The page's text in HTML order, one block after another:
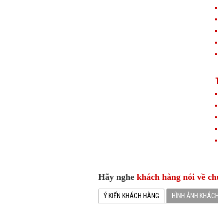
Hãy nghe khách hàng nói về
Ý KIẾN KHÁCH HÀNG HÌNH ẢNH